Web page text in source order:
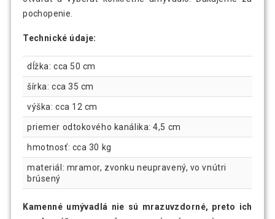
pochopenie.
Technické údaje:
dĺžka: cca 50 cm
šírka: cca 35 cm
výška: cca 12 cm
priemer odtokového kanálika: 4,5 cm
hmotnosť: cca 30 kg
materiál: mramor, zvonku neupravený, vo vnútri
brúsený
Kamenné umývadlá nie sú mrazuvzdorné, preto ich